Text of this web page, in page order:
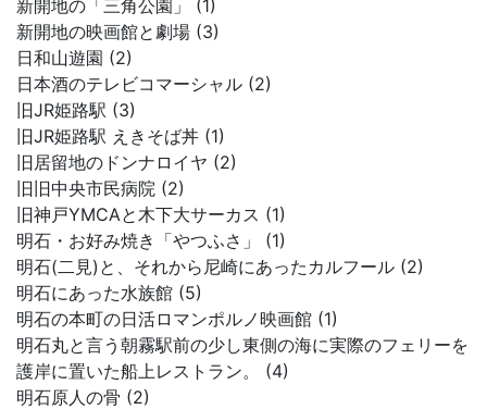
新開地の「三角公園」 (1)
新開地の映画館と劇場 (3)
日和山遊園 (2)
日本酒のテレビコマーシャル (2)
旧JR姫路駅 (3)
旧JR姫路駅 えきそば丼 (1)
旧居留地のドンナロイヤ (2)
旧旧中央市民病院 (2)
旧神戸YMCAと木下大サーカス (1)
明石・お好み焼き「やつふさ」 (1)
明石(二見)と、それから尼崎にあったカルフール (2)
明石にあった水族館 (5)
明石の本町の日活ロマンポルノ映画館 (1)
明石丸と言う朝霧駅前の少し東側の海に実際のフェリーを
護岸に置いた船上レストラン。 (4)
明石原人の骨 (2)